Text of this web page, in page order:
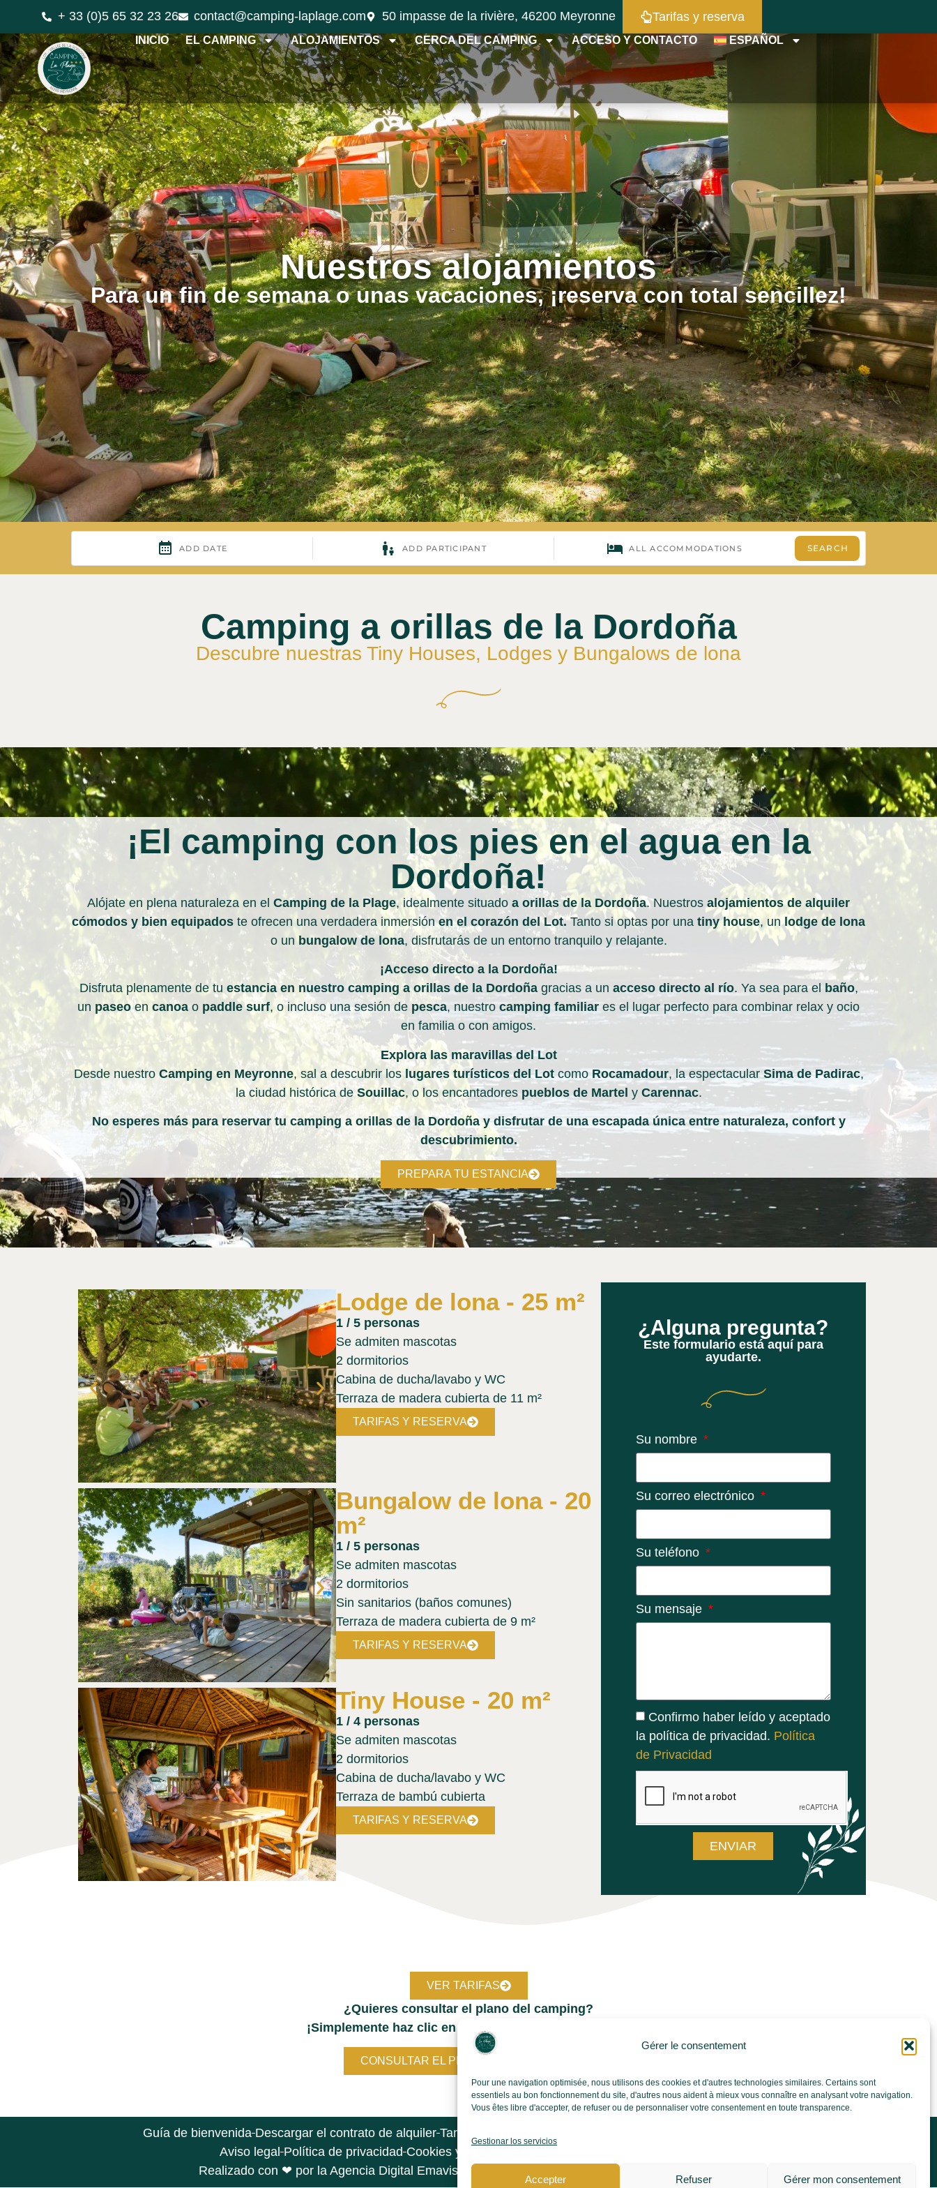
Gérer le consentement
Pour une navigation optimisée, nous utilisons des cookies et d'autres technologies similaires. Certains sont
essentiels au bon fonctionnement du site, d'autres nous aident à mieux vous connaître en analysant votre navigation.
Vous êtes libre d'accepter, de refuser ou de personnaliser votre consentement en toute transparence.
Gestionar los servicios
Accepter Refuser Gérer mon consentement
+ 33 (0)5 65 32 23 26 contact@camping-laplage.com 50 impasse de la rivière, 46200 Meyronne Tarifas y reserva
INICIO EL CAMPING ALOJAMIENTOS CERCA DEL CAMPING ACCESO Y CONTACTO ESPAÑOL
Nuestros alojamientos
Para un fin de semana o unas vacaciones, ¡reserva con total sencillez!
Camping a orillas de la Dordoña
Descubre nuestras Tiny Houses, Lodges y Bungalows de lona
¡El camping con los pies en el agua en la
Dordoña!
Alójate en plena naturaleza en el Camping de la Plage, idealmente situado a orillas de la Dordoña. Nuestros alojamientos de alquiler
cómodos y bien equipados te ofrecen una verdadera inmersiónen el corazón del Lot.Tanto si optas por una tiny house, unlodge de lona
o un bungalow de lona, disfrutarás de un entorno tranquilo y relajante.
¡Acceso directo a la Dordoña!
Disfruta plenamente de tu estancia en nuestro camping a orillas de la Dordoñagracias a un acceso directo al río. Ya sea para el baño,
un paseoen canoa o paddle surf, o incluso una sesión de pesca, nuestro camping familiar es el lugar perfecto para combinar relax y ocio
en familia o con amigos.
Explora las maravillas del Lot
Desde nuestro Camping en Meyronne, sal a descubrir los lugares turísticos del Lotcomo Rocamadour, la espectacularSima de Padirac,
la ciudad histórica de Souillac, o los encantadores pueblos de Martel y Carennac.
No esperes más para reservar tu camping a orillas de la Dordoña y disfrutar de una escapada única entre naturaleza, confort y
descubrimiento.
PREPARA TU ESTANCIA
Lodge de lona - 25 m²
1 / 5 personas
Se admiten mascotas
2 dormitorios
Cabina de ducha/lavabo y WC
Terraza de madera cubierta de 11 m²
TARIFAS Y RESERVA
Bungalow de lona - 20
m²
1 / 5 personas
Se admiten mascotas
2 dormitorios
Sin sanitarios (baños comunes)
Terraza de madera cubierta de 9 m²
TARIFAS Y RESERVA
Tiny House - 20 m²
1 / 4 personas
Se admiten mascotas
2 dormitorios
Cabina de ducha/lavabo y WC
Terraza de bambú cubierta
TARIFAS Y RESERVA
¿Alguna pregunta?
Este formulario está aquí para
ayudarte.
Su nombre
Su correo electrónico
Su teléfono
Su mensaje
Confirmo haber leído y aceptado
la política de privacidad. Política
de Privacidad
ENVIAR
VER TARIFAS
¿Quieres consultar el plano del camping?
¡Simplemente haz clic en el botón de abajo para verlo!
CONSULTAR EL PLANO DEL CAMPING
Guía de bienvenida Descargar el contrato de alquiler Tarifas 2026
Aviso legal Política de privacidad Cookies y rastreadores
Realizado con ❤ por la Agencia Digital Emavista – Especializada en Creación y Estrategia Digital